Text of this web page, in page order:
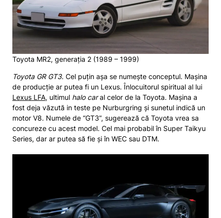
Toyota MR2, generația 2 (1989 – 1999)
Toyota GR GT3. Cel puțin așa se numește conceptul. Mașina
de producție ar putea fi un Lexus. Înlocuitorul spiritual al lui
Lexus LFA, ultimul halo caral celor de la Toyota. Mașina a
fost deja văzută in teste pe Nurburgring și sunetul indică un
motor V8. Numele de “GT3”, sugerează că Toyota vrea sa
concureze cu acest model. Cel mai probabil în Super Taikyu
Series, dar ar putea să fie și în WEC sau DTM.